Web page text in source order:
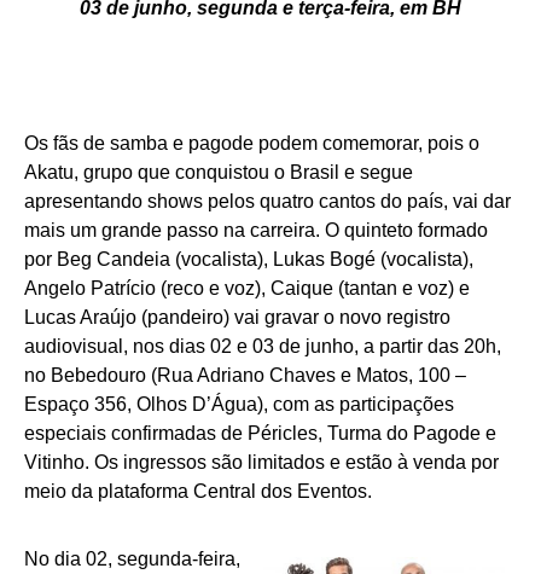
03 de junho, segunda e terça-feira, em BH
Os fãs de samba e pagode podem comemorar, pois o
Akatu, grupo que conquistou o Brasil e segue
apresentando shows pelos quatro cantos do país, vai dar
mais um grande passo na carreira. O quinteto formado
por Beg Candeia (vocalista), Lukas Bogé (vocalista),
Angelo Patrício (reco e voz), Caique (tantan e voz) e
Lucas Araújo (pandeiro) vai gravar o novo registro
audiovisual, nos dias 02 e 03 de junho, a partir das 20h,
no Bebedouro (Rua Adriano Chaves e Matos, 100 –
Espaço 356, Olhos D’Água), com as participações
especiais confirmadas de Péricles, Turma do Pagode e
Vitinho. Os ingressos são limitados e estão à venda por
meio da plataforma Central dos Eventos.
No dia 02, segunda-feira,